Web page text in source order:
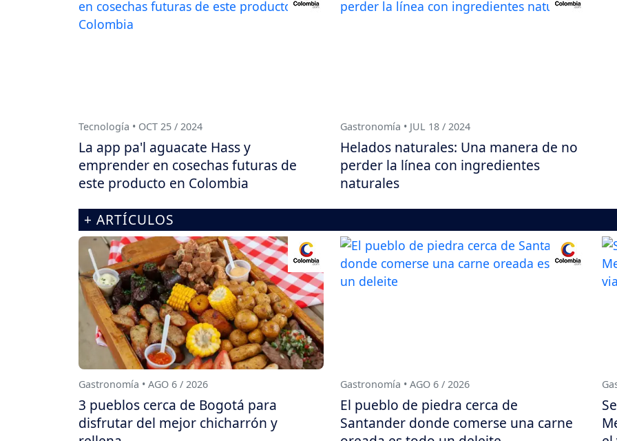
Tecnología • OCT 25 / 2024
La app pa'l aguacate Hass y
emprender en cosechas futuras de
este producto en Colombia
Gastronomía • JUL 18 / 2024
Helados naturales: Una manera de no
perder la línea con ingredientes
naturales
+ ARTÍCULOS
Gastronomía • AGO 6 / 2026
3 pueblos cerca de Bogotá para
disfrutar del mejor chicharrón y
Gastronomía • AGO 6 / 2026
El pueblo de piedra cerca de
Santander donde comerse una carne